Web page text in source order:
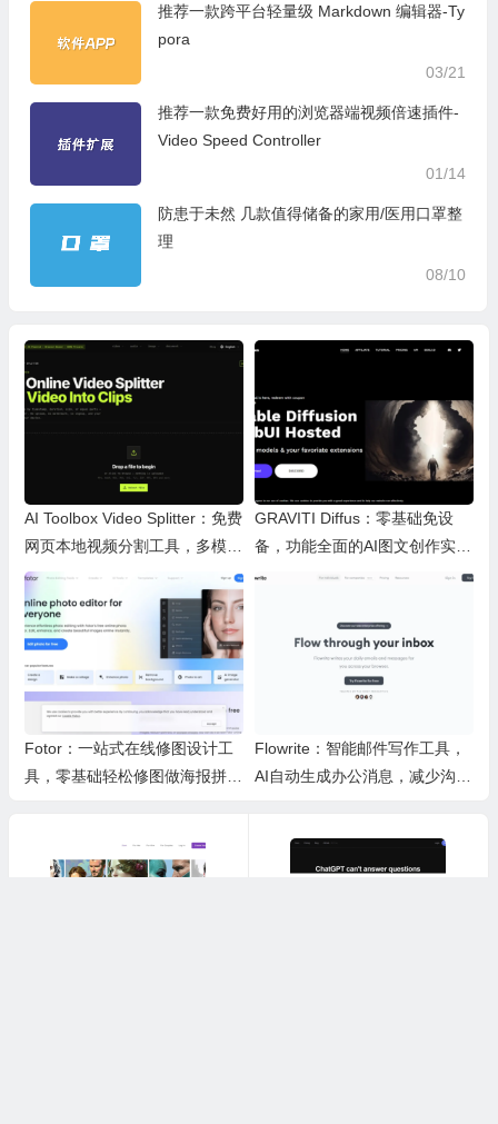
推荐一款跨平台轻量级 Markdown 编辑器-Ty
pora
03/21
推荐一款免费好用的浏览器端视频倍速插件-
Video Speed Controller
01/14
防患于未然 几款值得储备的家用/医用口罩整
理
08/10
AI Toolbox Video Splitter：免费
网页本地视频分割工具，多模式
裁切高清视频且保护隐私
GRAVITI Diffus：零基础免设
备，功能全面的AI图文创作实用
平台
Fotor：一站式在线修图设计工
具，零基础轻松修图做海报拼图
Flowrite：智能邮件写作工具，
AI自动生成办公消息，减少沟通